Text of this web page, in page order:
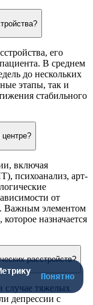
его
В среднем
до нескольких
этапы, так и
стабильного
включая
психоанализ, арт-
от
Важным элементом
назначается
расстройств?
случае тяжелых
депрессии с
Понятно